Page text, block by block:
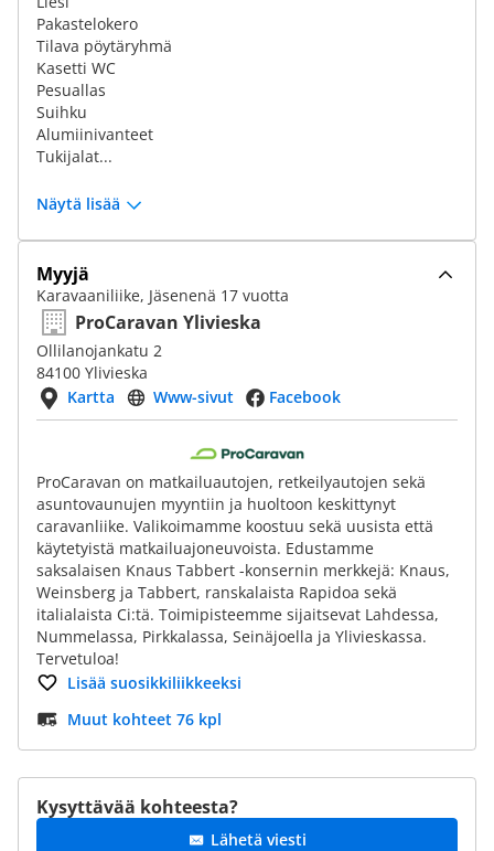
Pakastelokero
Tilava pöytäryhmä
Kasetti WC
Pesuallas
Suihku
Alumiinivanteet
Tukijalat...
Näytä lisää
Myyjä
Karavaaniliike, Jäsenenä 17 vuotta
ProCaravan Ylivieska
Ollilanojankatu 2
84100 Ylivieska
Kartta
Www-sivut Facebook
ProCaravan on matkailuautojen, retkeilyautojen sekä
asuntovaunujen myyntiin ja huoltoon keskittynyt
caravanliike. Valikoimamme koostuu sekä uusista että
käytetyistä matkailuajoneuvoista. Edustamme
saksalaisen Knaus Tabbert -konsernin merkkejä: Knaus,
Weinsberg ja Tabbert, ranskalaista Rapidoa sekä
italialaista Ci:tä. Toimipisteemme sijaitsevat Lahdessa,
Nummelassa, Pirkkalassa, Seinäjoella ja Ylivieskassa.
Tervetuloa!
Lisää suosikkiliikkeeksi
Muut kohteet 76 kpl
Kysyttävää kohteesta?
Lähetä viesti